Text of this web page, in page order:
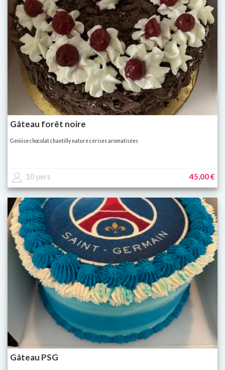
Gâteau forêt noire
Geniise chocolat chantilly nature cerises aromatisées
10 pers 45,00 €
Gâteau PSG